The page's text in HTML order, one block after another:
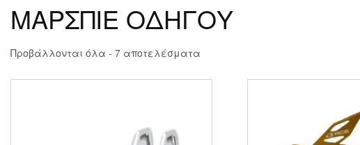
ΜΑΡΣΠΙΕ ΟΔΗΓΟΥ
Προβάλλονται όλα - 7 αποτελέσματα